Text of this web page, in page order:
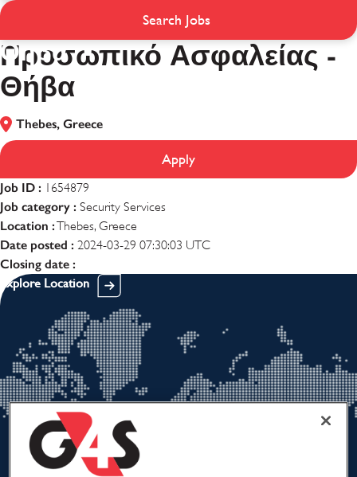
Προσωπικό Ασφαλείας -
Θήβα
Search Jobs
Προσωπικό Ασφαλείας -
Θήβα
Thebes, Greece
Apply
Job ID : 1654879
Job category : Security Services
Location :Thebes, Greece
Date posted : 2024-03-29 07:30:03 UTC
Closing date :
Explore Location